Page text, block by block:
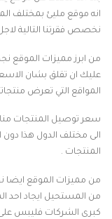
انه موقع مليئ بمختلف
نخصص فقرتنا التالية
من ابرز مميزات الموقع
عليك ان تقلق بشان
المواقع التي تعرض
سعر توصيل المنتجات
الى مختلف الدول هذا
المنتجات .
من مميزات الموقع ايضا
من المستحيل ايجاد احد
كبرى الشركات فليبس على